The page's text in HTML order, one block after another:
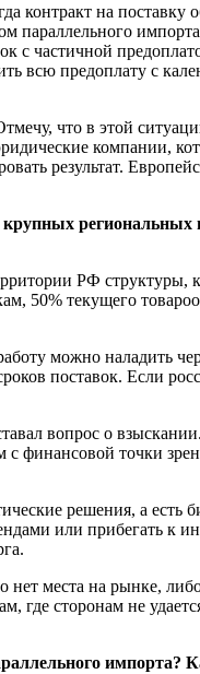
контракт на поставку
параллельного
с частичной
всю предоплату с
что в этой
компании,
результат.
региональных
РФ структуры,
50% текущего
можно наладить
поставок. Если
вопрос о
с финансовой точки
решения, а есть
или прибегать к
нет места на рынке,
где сторонам не
импорта?